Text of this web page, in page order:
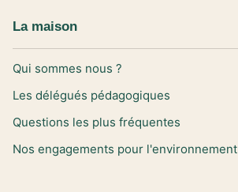
La maison
Qui sommes nous ?
Les délégués pédagogiques
Questions les plus fréquentes
Nos engagements pour l'environnement